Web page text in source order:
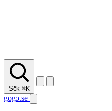
Sök ⌘K
gogo.se